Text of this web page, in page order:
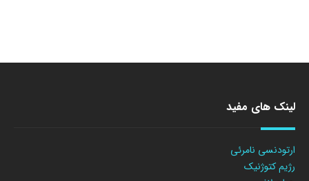
لینک های مفید
ارتودنسی نامرئی
رژیم کتوژنیک